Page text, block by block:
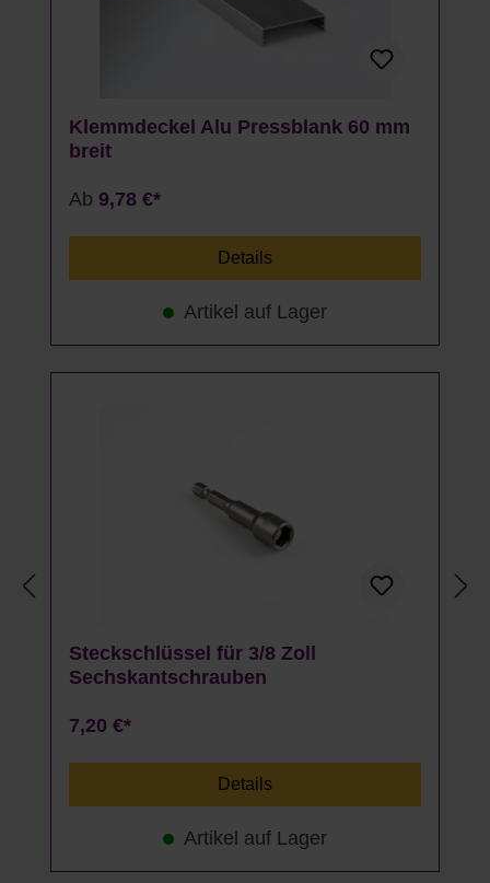
Klemmdeckel Alu Pressblank 60 mm
breit
Ab 9,78 €*
Details
Artikel auf Lager
Steckschlüssel für 3/8 Zoll
Sechskantschrauben
7,20 €*
Details
Artikel auf Lager